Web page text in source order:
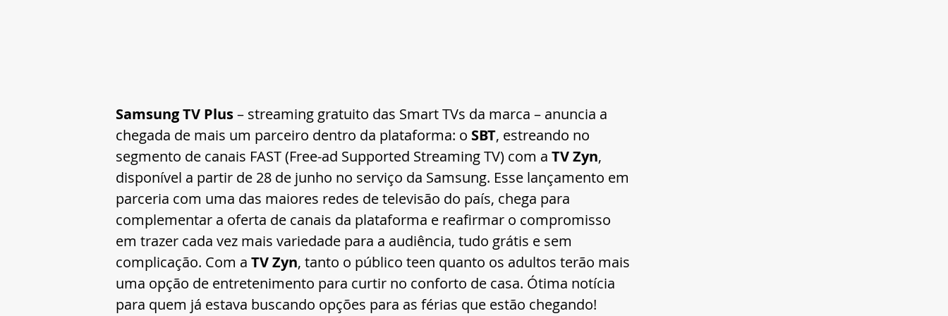
Samsung TV Plus – streaming gratuito das Smart TVs da marca – anuncia a
chegada de mais um parceiro dentro da plataforma: o SBT, estreando no
segmento de canais FAST (Free-ad Supported Streaming TV) com a TV Zyn,
disponível a partir de 28 de junho no serviço da Samsung. Esse lançamento em
parceria com uma das maiores redes de televisão do país, chega para
complementar a oferta de canais da plataforma e reafirmar o compromisso
em trazer cada vez mais variedade para a audiência, tudo grátis e sem
complicação. Com a TV Zyn, tanto o público teen quanto os adultos terão mais
uma opção de entretenimento para curtir no conforto de casa. Ótima notícia
para quem já estava buscando opções para as férias que estão chegando!